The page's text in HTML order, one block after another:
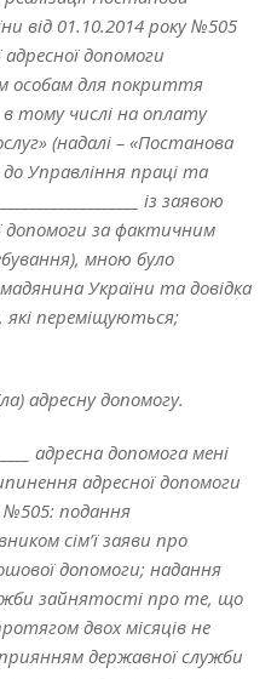
від 01.10.2014 року №505
допомоги
особам для покриття
тому числі на оплату
(надалі – «Постанова
Управління праці та
із заявою
за фактичним
мною було
України та довідка
які переміщуються;
адресну допомогу.
адресна допомога мені
адресної допомоги
№505: подання
сім’ї заяви про
допомоги; надання
зайнятості про те, що
двох місяців не
державної служби